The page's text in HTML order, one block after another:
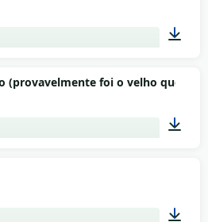
00:01
(provavelmente foi o velho que fez